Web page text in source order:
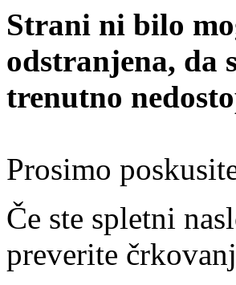
Strani ni bilo
odstranjena, da
trenutno
Prosimo
Če ste spletni
preverite